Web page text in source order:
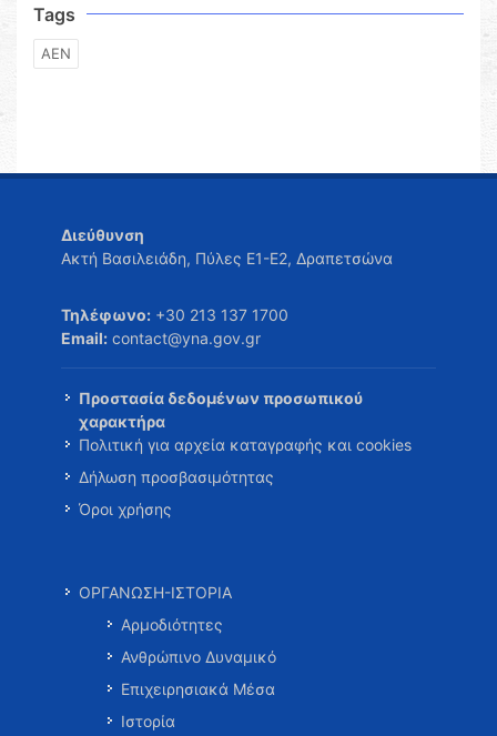
Tags
ΑΕΝ
Διεύθυνση
Ακτή Βασιλειάδη, Πύλες Ε1-Ε2, Δραπετσώνα
Τηλέφωνο: +30 213 137 1700
Email: contact@yna.gov.gr
Προστασία δεδομένων προσωπικού
χαρακτήρα
Πολιτική για αρχεία καταγραφής και cookies
Δήλωση προσβασιμότητας
Όροι χρήσης
ΟΡΓΑΝΩΣΗ-ΙΣΤΟΡΙΑ
Αρμοδιότητες
Ανθρώπινο Δυναμικό
Επιχειρησιακά Μέσα
Ιστορία